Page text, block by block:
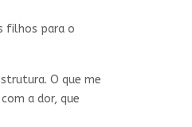
filhos para o
O que me
a dor, que